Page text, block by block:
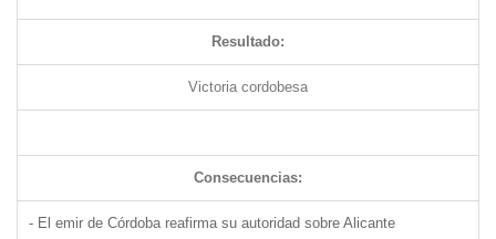
Resultado:
Victoria cordobesa
Consecuencias:
- El emir de Córdoba reafirma su autoridad sobre Alicante